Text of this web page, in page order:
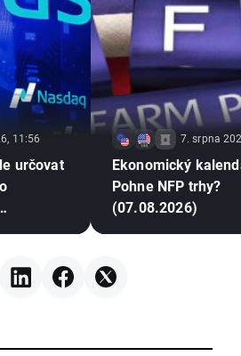
11:56
určovat
7. srpna
Ekonomický
Pohne NFP trhy?
(07.08.2026)